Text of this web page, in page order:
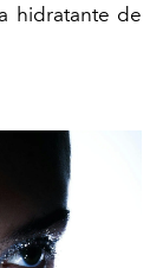
hidratante de